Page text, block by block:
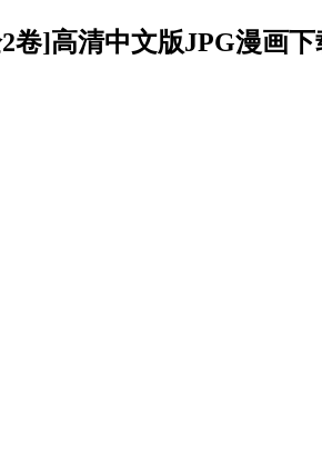
]高清中文版JPG漫画下